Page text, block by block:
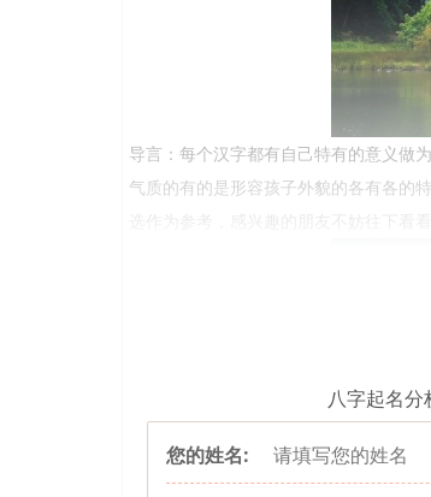
导言：每个汉字都有自己特有的意义做
气质的有的是形容孩子外貌的各有各的
八字起名分
您的姓名: